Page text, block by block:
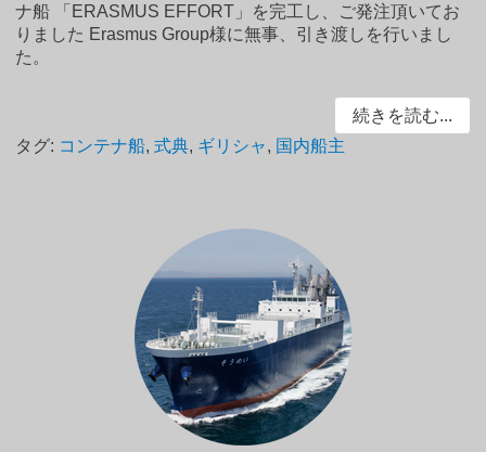
ナ船 「ERASMUS EFFORT」を完工し、ご発注頂いてお
りました Erasmus Group様に無事、引き渡しを行いまし
た。
続きを読む...
タグ: コンテナ船,式典, ギリシャ, 国内船主